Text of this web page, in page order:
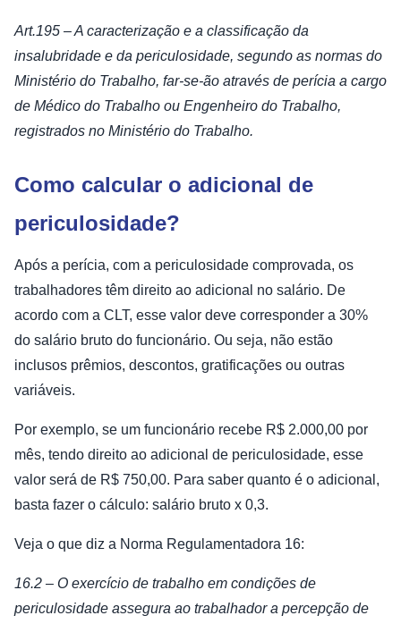
Art.195 – A caracterização e a classificação da
insalubridade e da periculosidade, segundo as normas do
Ministério do Trabalho, far-se-ão através de perícia a cargo
de Médico do Trabalho ou Engenheiro do Trabalho,
registrados no Ministério do Trabalho.
Como calcular o adicional de
periculosidade?
Após a perícia, com a periculosidade comprovada, os
trabalhadores têm direito ao adicional no salário. De
acordo com a CLT, esse valor deve corresponder a 30%
do salário bruto do funcionário. Ou seja, não estão
inclusos prêmios, descontos, gratificações ou outras
variáveis.
Por exemplo, se um funcionário recebe R$ 2.000,00 por
mês, tendo direito ao adicional de periculosidade, esse
valor será de R$ 750,00. Para saber quanto é o adicional,
basta fazer o cálculo: salário bruto x 0,3.
Veja o que diz a Norma Regulamentadora 16:
16.2 – O exercício de trabalho em condições de
periculosidade assegura ao trabalhador a percepção de